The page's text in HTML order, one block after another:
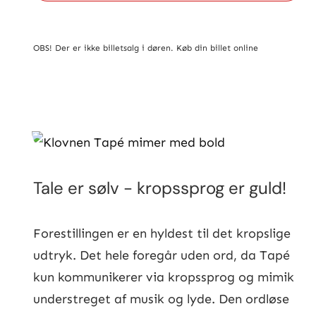
OBS! Der er ikke billetsalg i døren. Køb din billet online
Tale er sølv - kropssprog er guld!
Forestillingen er en hyldest til det kropslige
udtryk. Det hele foregår uden ord, da Tapé
kun kommunikerer via kropssprog og mimik
understreget af musik og lyde. Den ordløse